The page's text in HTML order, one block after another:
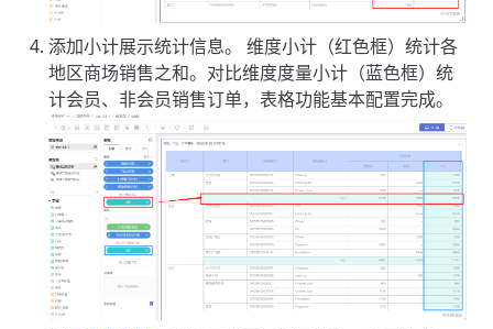
添加小计展示统计信息。 维度小计（红色框）统计各
地区商场销售之和。对比维度度量小计（蓝色框）统
计会员、非会员销售订单，表格功能基本配置完成。